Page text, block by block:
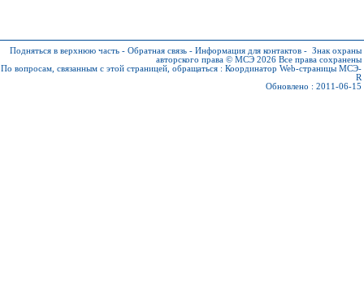
Подняться в верхнюю часть - Обратная связь - Информация для контактов - Знак охраны
авторского права © МСЭ 2026 Все права сохранены
По вопросам, связанным с этой страницей, обращаться : Координатор Web-страницы МСЭ-
R
Обновлено : 2011-06-15